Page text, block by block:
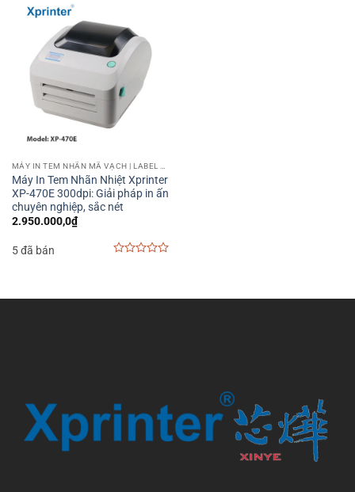
Máy In Tem Nhãn Nhiệt Xprinter
XP-470E 300dpi: Giải pháp in ấn
chuyên nghiệp, sắc nét
2.950.000,0₫
5 đã bán
5